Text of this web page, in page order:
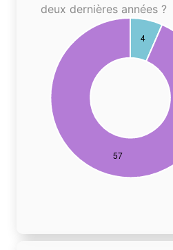
deux dernières années ?